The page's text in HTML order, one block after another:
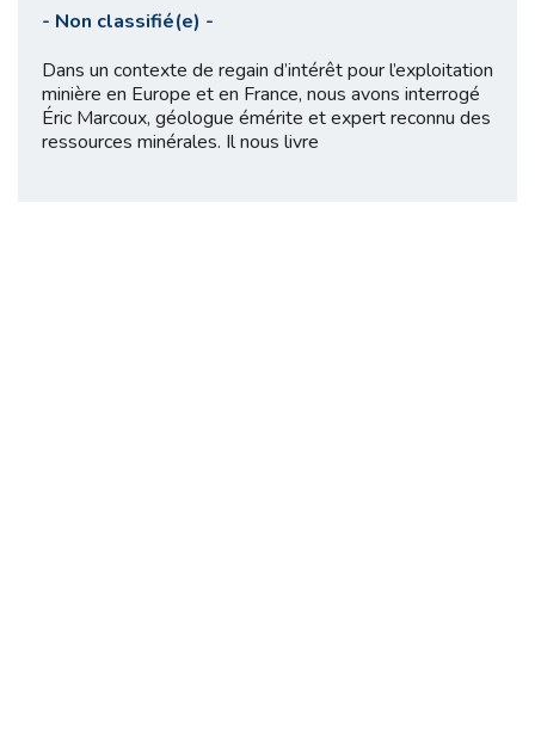
- Non classifié(e) -
Dans un contexte de regain d’intérêt pour l’exploitation
minière en Europe et en France, nous avons interrogé
Éric Marcoux, géologue émérite et expert reconnu des
ressources minérales. Il nous livre